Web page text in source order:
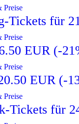
Preise
Tickets für
Preise
EUR (-
Preise
EUR (-
Preise
Tickets für